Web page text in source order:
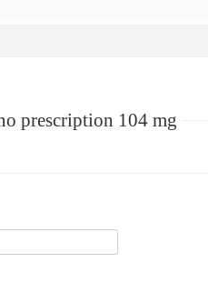
prescription 104 mg